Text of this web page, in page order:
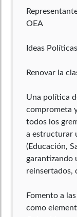
OEA
Ideas Políticas
Renovar la
Una política
comprometa
todos los
a estructurar
(Educación,
garantizando
reinsertados,
Fomento a
como